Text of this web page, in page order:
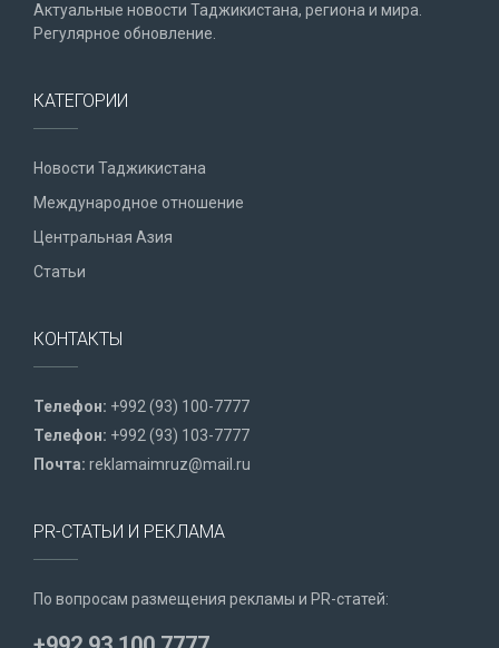
Актуальные новости Таджикистана, региона и мира.
Регулярное обновление.
КАТЕГОРИИ
Новости Таджикистана
Международное отношение
Центральная Азия
Статьи
КОНТАКТЫ
Телефон: +992 (93) 100-7777
Телефон: +992 (93) 103-7777
Почта: reklamaimruz@mail.ru
PR-СТАТЬИ И РЕКЛАМА
По вопросам размещения рекламы и PR-статей: